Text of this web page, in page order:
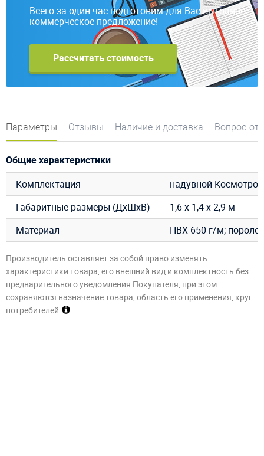
Всего за один час подготовим для Вас выгодное
коммерческое предложение!
Рассчитать стоимость
Параметры Отзывы Наличие и доставка Вопрос-
Общие характеристики
Комплектация
надувной
Габаритные размеры (ДхШхВ)
1,6 х 1,4 х 2,9 м
Материал
ПВХ 650 г/м;
Производитель оставляет за собой право изменять
характеристики товара, его внешний вид и комплектность без
предварительного уведомления Покупателя, при этом
сохраняются назначение товара, область его применения, круг
потребителей